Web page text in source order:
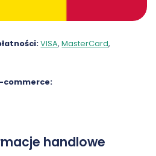
VISA,MasterCard,
commerce:
handlowe